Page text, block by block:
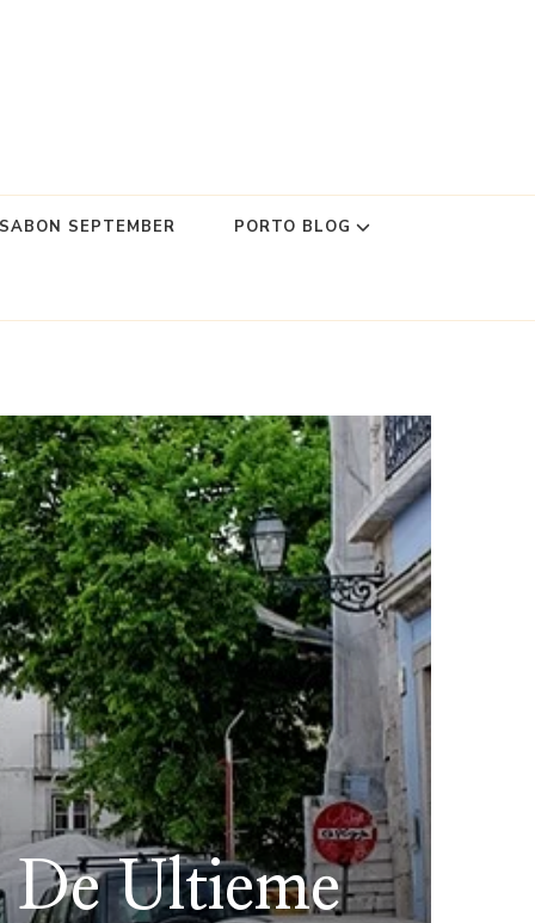
SEPTEMBER PORTO BLOG
Ultieme